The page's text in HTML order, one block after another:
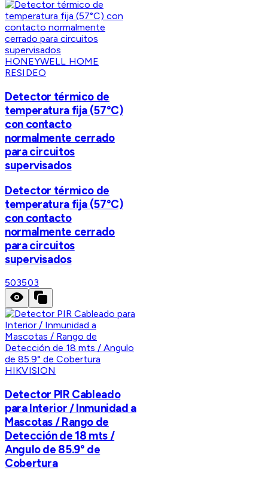
HONEYWELL HOME
RESIDEO
Detector térmico de
temperatura fija (57°C)
con contacto
normalmente cerrado
para circuitos
supervisados
Detector térmico de
temperatura fija (57°C)
con contacto
normalmente cerrado
para circuitos
supervisados
503503
HIKVISION
Detector PIR Cableado
para Interior / Inmunidad a
Mascotas / Rango de
Detección de 18 mts /
Angulo de 85.9° de
Cobertura